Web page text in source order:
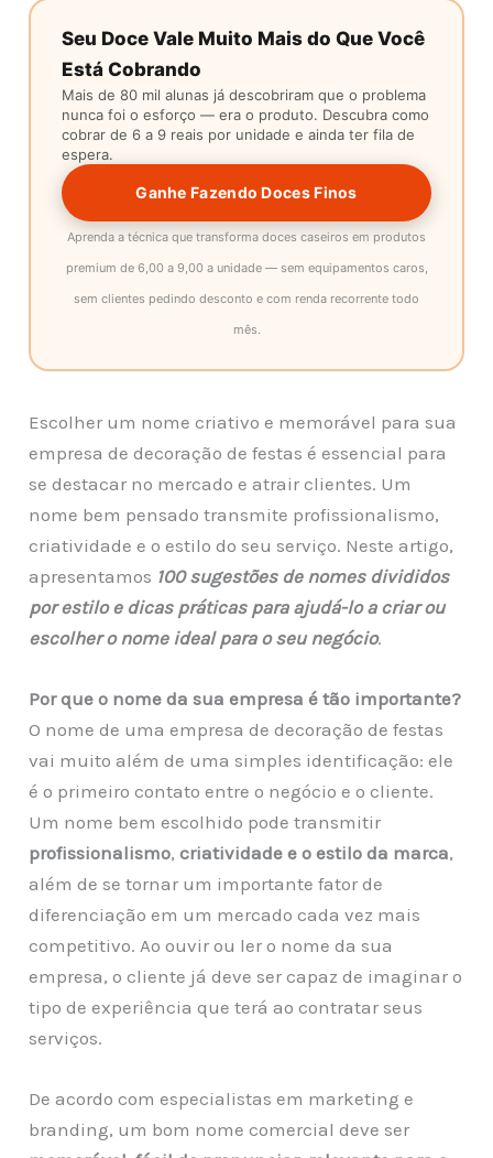
Seu Doce Vale Muito Mais do Que Você
Está Cobrando
Mais de 80 mil alunas já descobriram que o problema
nunca foi o esforço — era o produto. Descubra como
cobrar de 6 a 9 reais por unidade e ainda ter fila de
espera.
Ganhe Fazendo Doces Finos
Aprenda a técnica que transforma doces caseiros em produtos
premium de 6,00 a 9,00 a unidade — sem equipamentos caros,
sem clientes pedindo desconto e com renda recorrente todo
mês.
Escolher um nome criativo e memorável para sua
empresa de decoração de festas é essencial para
se destacar no mercado e atrair clientes. Um
nome bem pensado transmite profissionalismo,
criatividade e o estilo do seu serviço. Neste artigo,
apresentamos 100 sugestões de nomes divididos
por estilo e dicas práticas para ajudá-lo a criar ou
escolher o nome ideal para o seu negócio.
Por que o nome da sua empresa é tão importante?
O nome de uma empresa de decoração de festas
vai muito além de uma simples identificação: ele
é o primeiro contato entre o negócio e o cliente.
Um nome bem escolhido pode transmitir
profissionalismo,criatividade e o estilo da marca,
além de se tornar um importante fator de
diferenciação em um mercado cada vez mais
competitivo. Ao ouvir ou ler o nome da sua
empresa, o cliente já deve ser capaz de imaginar o
tipo de experiência que terá ao contratar seus
serviços.
De acordo com especialistas em marketing e
branding, um bom nome comercial deve ser